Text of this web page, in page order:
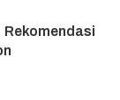
Rekomendasi